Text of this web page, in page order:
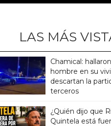
LAS MÁS
Chamical:
hombre en su
descartan la
terceros
¿Quién dijo que
Quintela está